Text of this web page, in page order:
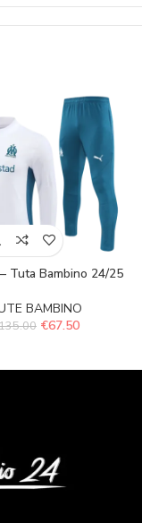
Tuta Bambino 24/25
BAMBINO
€67.50